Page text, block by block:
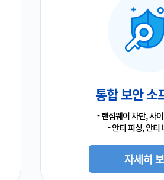
통합 보안 소
- 랜섬웨어 차단, 사
- 안티 피싱, 안티
자세히